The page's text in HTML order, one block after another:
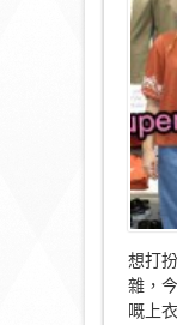
想打
雜，
嘅上